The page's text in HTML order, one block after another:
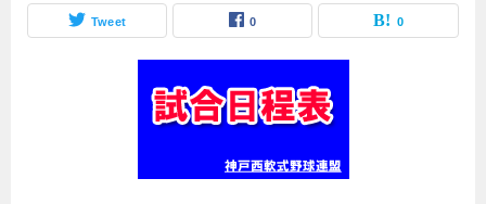
Tweet 0 0